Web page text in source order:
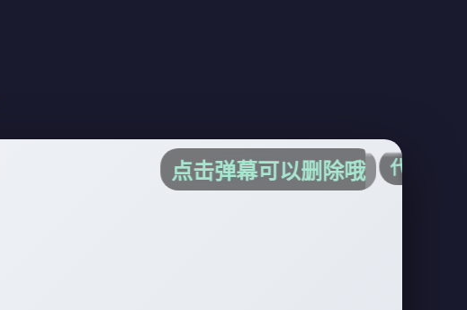
点击弹幕可以删除哦代码写得真棒！